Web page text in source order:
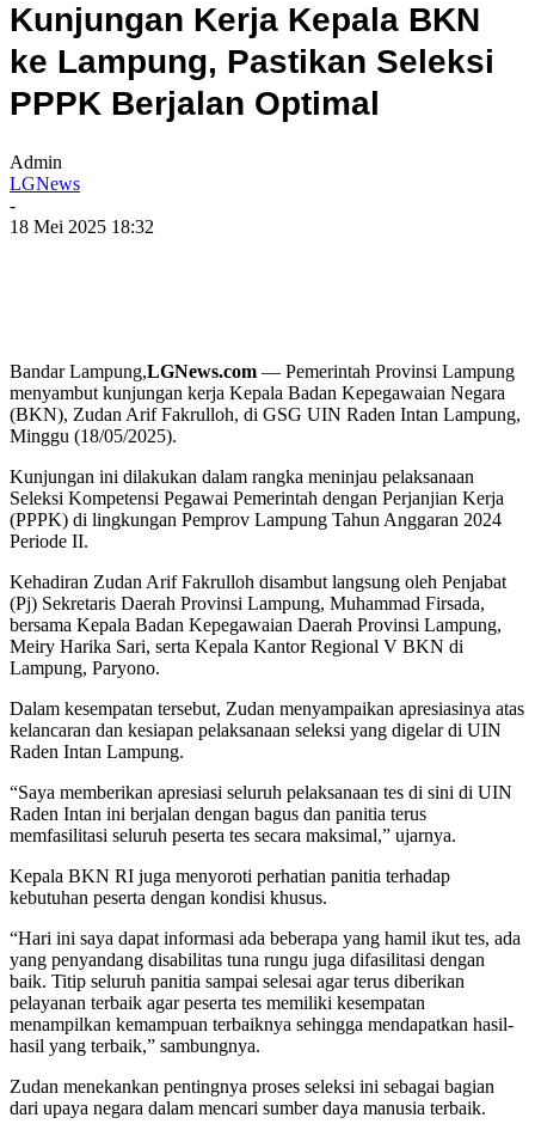
Kunjungan Kerja Kepala BKN
ke Lampung, Pastikan Seleksi
PPPK Berjalan Optimal
Admin
LGNews
-
18 Mei 2025 18:32
Bandar Lampung,LGNews.com — Pemerintah Provinsi Lampung
menyambut kunjungan kerja Kepala Badan Kepegawaian Negara
(BKN), Zudan Arif Fakrulloh, di GSG UIN Raden Intan Lampung,
Minggu (18/05/2025).
Kunjungan ini dilakukan dalam rangka meninjau pelaksanaan
Seleksi Kompetensi Pegawai Pemerintah dengan Perjanjian Kerja
(PPPK) di lingkungan Pemprov Lampung Tahun Anggaran 2024
Periode II.
Kehadiran Zudan Arif Fakrulloh disambut langsung oleh Penjabat
(Pj) Sekretaris Daerah Provinsi Lampung, Muhammad Firsada,
bersama Kepala Badan Kepegawaian Daerah Provinsi Lampung,
Meiry Harika Sari, serta Kepala Kantor Regional V BKN di
Lampung, Paryono.
Dalam kesempatan tersebut, Zudan menyampaikan apresiasinya atas
kelancaran dan kesiapan pelaksanaan seleksi yang digelar di UIN
Raden Intan Lampung.
“Saya memberikan apresiasi seluruh pelaksanaan tes di sini di UIN
Raden Intan ini berjalan dengan bagus dan panitia terus
memfasilitasi seluruh peserta tes secara maksimal,” ujarnya.
Kepala BKN RI juga menyoroti perhatian panitia terhadap
kebutuhan peserta dengan kondisi khusus.
“Hari ini saya dapat informasi ada beberapa yang hamil ikut tes, ada
yang penyandang disabilitas tuna rungu juga difasilitasi dengan
baik. Titip seluruh panitia sampai selesai agar terus diberikan
pelayanan terbaik agar peserta tes memiliki kesempatan
menampilkan kemampuan terbaiknya sehingga mendapatkan hasil-
hasil yang terbaik,” sambungnya.
Zudan menekankan pentingnya proses seleksi ini sebagai bagian
dari upaya negara dalam mencari sumber daya manusia terbaik.